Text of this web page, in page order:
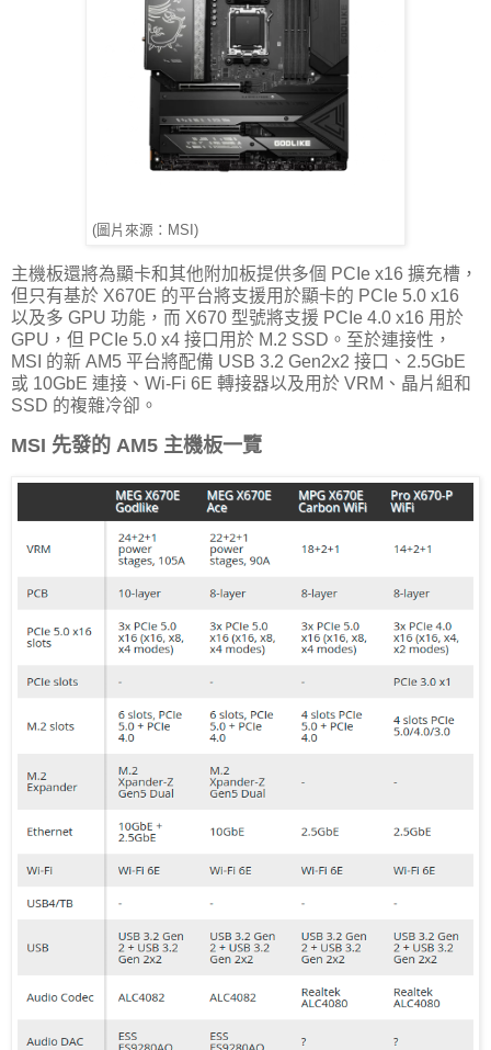
(圖片來源：MSI)
主機板還將為顯卡和其他附加板提供多個 PCIe x16 擴充槽，
但只有基於 X670E 的平台將支援用於顯卡的 PCIe 5.0 x16
以及多 GPU 功能，而 X670 型號將支援 PCIe 4.0 x16 用於
GPU，但 PCIe 5.0 x4 接口用於 M.2 SSD。至於連接性，
MSI 的新 AM5 平台將配備 USB 3.2 Gen2x2 接口、2.5GbE
或 10GbE 連接、Wi-Fi 6E 轉接器以及用於 VRM、晶片組和
SSD 的複雜冷卻。
MSI 先發的 AM5 主機板一覽